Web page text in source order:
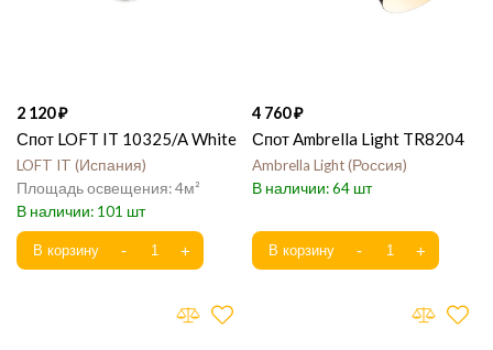
2 120
Спот LOFT IT 10325/A White
LOFT IT Испания
4
101
4 760
Спот Ambrella Light TR8204
Ambrella Light Россия
64